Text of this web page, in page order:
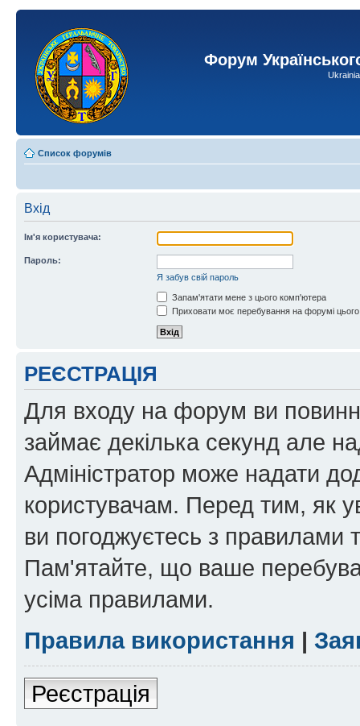
Форум
Список форумів
Вхід
Ім'я користувача:
Пароль:
Я забув свій пароль
Запам'ятати мене з цього комп'ютера
Приховати моє перебування на форумі
РЕЄСТРАЦІЯ
Для входу на форум ви
займає декілька секунд але
Адміністратор може надати
користувачам. Перед тим, як
ви погоджуєтесь з правилами
Пам'ятайте, що ваше
усіма правилами.
Правила використання |
Реєстрація